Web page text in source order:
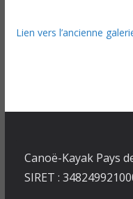
Lien vers l’ancienne
Canoë-Kayak Pays
SIRET :